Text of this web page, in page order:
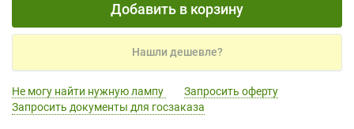
Добавить в корзину
Нашли дешевле?
Не могу найти нужную лампу
Запросить оферту
Запросить документы для госзаказа